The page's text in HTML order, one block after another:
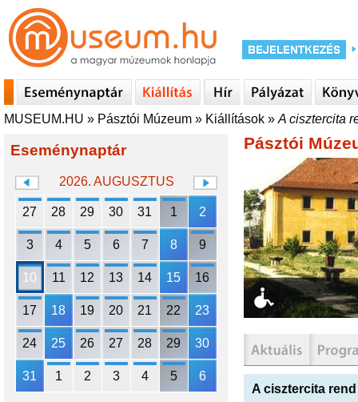
MUSEUM.HU » Pásztói Múzeum » Kiállítások » A cisztercita
Eseménynaptár
2026. AUGUSZTUS
27 28 29 30 31 1 2
3 4 5 6 7 8 9
10 11 12 13 14 15 16
17 18 19 20 21 22 23
24 25 26 27 28 29 30
31 1 2 3 4 5 6
Pásztói
A cisztercita